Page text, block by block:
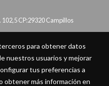
CP:29320 Campillos
para obtener datos
nuestros usuarios y mejorar
tus preferencias a
obtener más información en